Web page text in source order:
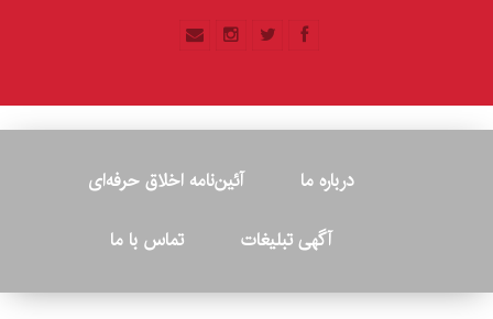
درباره ما
آئین‌نامه اخلاق حرفه‌ای
آگهی تبلیغات
تماس با ما